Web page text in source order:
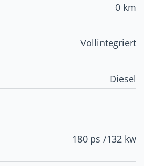
0 km
Vollintegriert
Diesel
180 ps /132 kw